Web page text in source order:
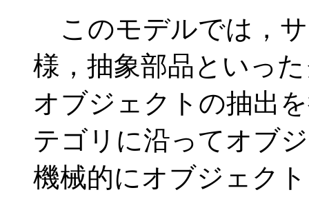
このモデルでは，
様，抽象部品といっ
オブジェクトの抽出
テゴリに沿ってオブ
機械的にオブジェク